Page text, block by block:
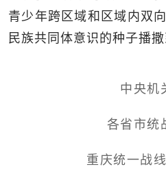
青少年跨区域和区域内双
民族共同体意识的种子播
中央机
各省市统
重庆统一战